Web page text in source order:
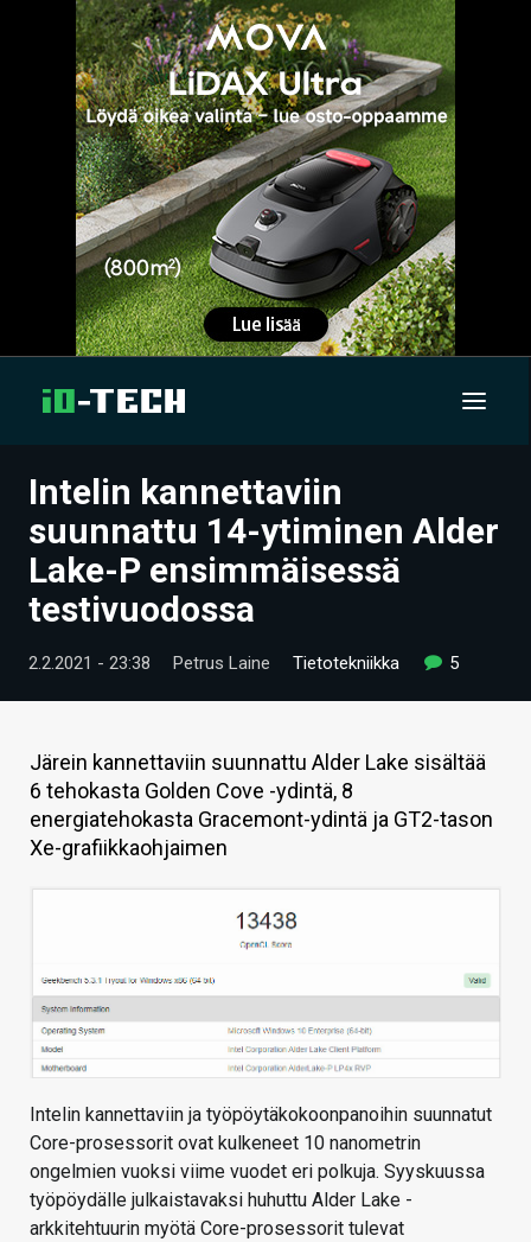
UUTISET
ARTIKKELIT
VIDEOT
TECHBBS
HINTA.FI
KAUPPA
VAIHDA TEEMA
HAKU
Intelin kannettaviin
suunnattu 14-ytiminen Alder
Lake-P ensimmäisessä
testivuodossa
2.2.2021 - 23:38 Petrus Laine Tietotekniikka 5
Järein kannettaviin suunnattu Alder Lake sisältää
6 tehokasta Golden Cove -ydintä, 8
energiatehokasta Gracemont-ydintä ja GT2-tason
Xe-grafiikkaohjaimen
Intelin kannettaviin ja työpöytäkokoonpanoihin suunnatut
Core-prosessorit ovat kulkeneet 10 nanometrin
ongelmien vuoksi viime vuodet eri polkuja. Syyskuussa
työpöydälle julkaistavaksi huhuttu Alder Lake -
arkkitehtuurin myötä Core-prosessorit tulevat